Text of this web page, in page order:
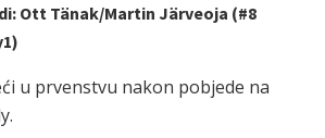
Ott Tänak/Martin Järveoja (#8
u prvenstvu nakon pobjede na